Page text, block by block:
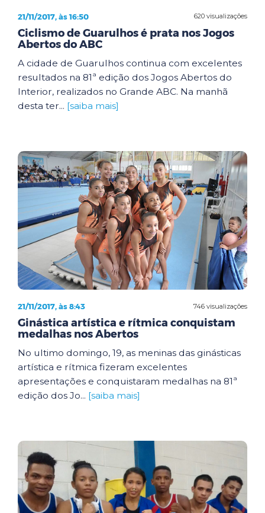
620 visualizações
21/11/2017, às 16:50
Ciclismo de Guarulhos é prata nos Jogos
Abertos do ABC
A cidade de Guarulhos continua com excelentes
resultados na 81ª edição dos Jogos Abertos do
Interior, realizados no Grande ABC. Na manhã
desta ter... [saiba mais]
746 visualizações
21/11/2017, às 8:43
Ginástica artística e rítmica conquistam
medalhas nos Abertos
No ultimo domingo, 19, as meninas das ginásticas
artística e rítmica fizeram excelentes
apresentações e conquistaram medalhas na 81ª
edição dos Jo... [saiba mais]